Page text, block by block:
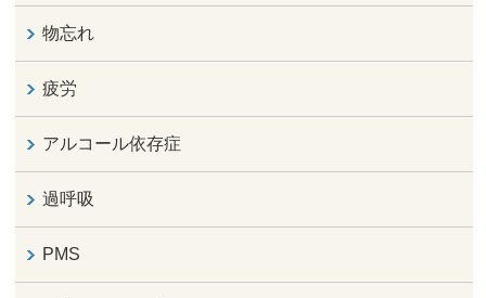
物忘れ
疲労
アルコール依存症
過呼吸
PMS